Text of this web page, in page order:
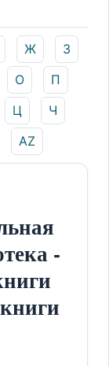
Ж
З
О
П
Ц
Ч
AZ
-